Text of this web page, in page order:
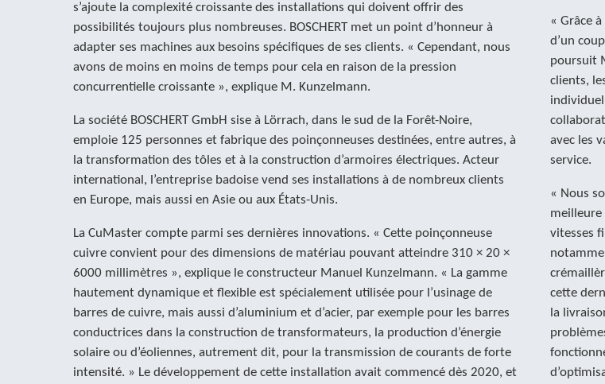
s’ajoute la complexité croissante des installations qui doivent offrir des
possibilités toujours plus nombreuses. BOSCHERT met un point d’honneur à
adapter ses machines aux besoins spécifiques de ses clients. « Cependant, nous
avons de moins en moins de temps pour cela en raison de la pression
concurrentielle croissante », explique M. Kunzelmann.
La société BOSCHERT GmbH sise à Lörrach, dans le sud de la Forêt-Noire,
emploie 125 personnes et fabrique des poinçonneuses destinées, entre autres, à
la transformation des tôles et à la construction d’armoires électriques. Acteur
international, l’entreprise badoise vend ses installations à de nombreux clients
en Europe, mais aussi en Asie ou aux États-Unis.
La CuMaster compte parmi ses dernières innovations. « Cette poinçonneuse
cuivre convient pour des dimensions de matériau pouvant atteindre 310 × 20 ×
6000 millimètres », explique le constructeur Manuel Kunzelmann. « La gamme
hautement dynamique et flexible est spécialement utilisée pour l’usinage de
barres de cuivre, mais aussi d’aluminium et d’acier, par exemple pour les barres
conductrices dans la construction de transformateurs, la production d’énergie
solaire ou d’éoliennes, autrement dit, pour la transmission de courants de forte
intensité. » Le développement de cette installation avait commencé dès 2020, et
« Grâce
d’un
poursuit
clients,
avec les
service.
« Nous
meilleure
vitesses
cette
la